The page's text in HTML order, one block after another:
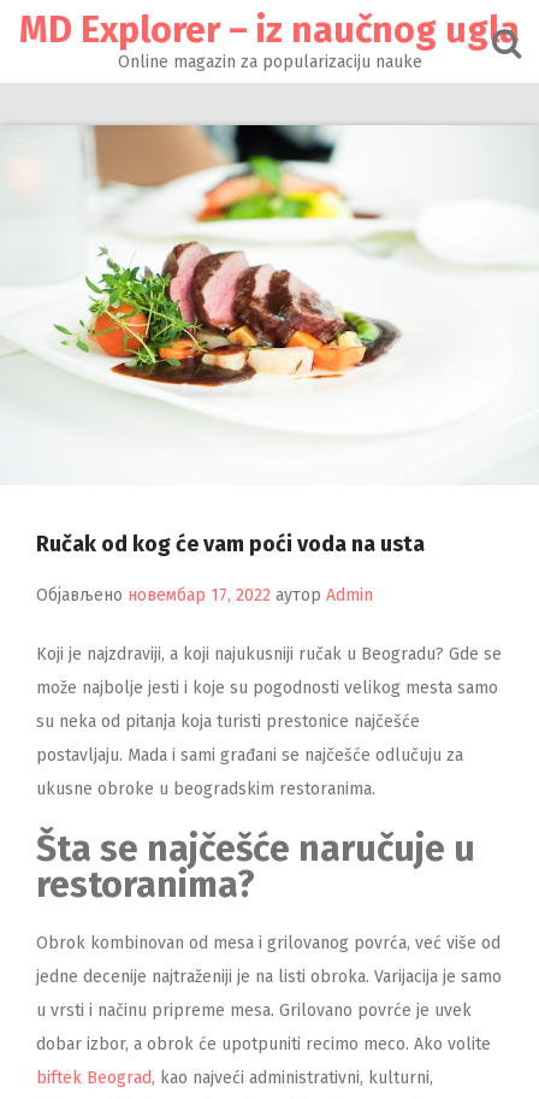
MD Explorer – iz naučnog ugla
Online magazin za popularizaciju nauke
Ručak od kog će vam poći voda na usta
Објављено новембар 17, 2022 аутор Admin
Koji je najzdraviji, a koji najukusniji ručak u Beogradu? Gde se
može najbolje jesti i koje su pogodnosti velikog mesta samo
su neka od pitanja koja turisti prestonice najčešće
postavljaju. Mada i sami građani se najčešće odlučuju za
ukusne obroke u beogradskim restoranima.
Šta se najčešće naručuje u
restoranima?
Obrok kombinovan od mesa i grilovanog povrća, već više od
jedne decenije najtraženiji je na listi obroka. Varijacija je samo
u vrsti i načinu pripreme mesa. Grilovano povrće je uvek
dobar izbor, a obrok će upotpuniti recimo meco. Ako volite
biftek Beograd, kao najveći administrativni, kulturni,